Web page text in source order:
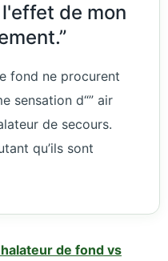
l'effet de mon
fond ne procurent
sensation d“” air
de secours.
qu’ils sont
de fond vs